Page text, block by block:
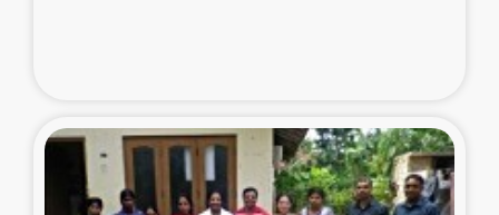
ガザ地区における羊の畜産支援
ガザ地区での公園の緑化を通じた支援事業